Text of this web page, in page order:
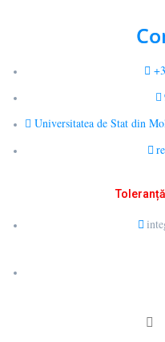
Universitatea de Stat din